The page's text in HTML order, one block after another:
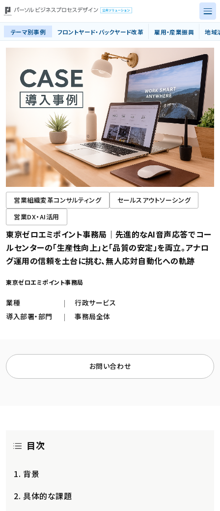
トップページ
サービス別事例
自治体規模別
導入事例
事業の安定継続に向けた取り組み
資料ダウンロード
テーマ別事例 フロントヤード・バックヤード改革 雇用・産業振興 地域
営業組織変革コンサルティング
セールスアウトソーシング
営業DX・AI活用
東京ゼロエミポイント事務局｜先進的なAI音声応答でコー
ルセンターの「生産性向上」と「品質の安定」を両立。アナロ
グ運用の信頼を土台に挑む、無人応対自動化への軌跡
東京ゼロエミポイント事務局
業種
行政サービス
導入部署・部門
事務局全体
お問い合わせ
目次
背景
具体的な課題